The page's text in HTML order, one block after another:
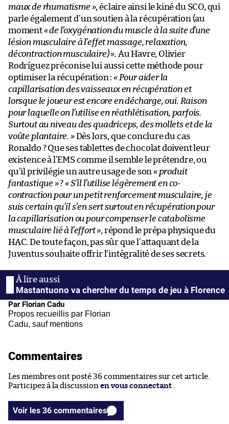
maux de rhumatisme », éclaire ainsi le kiné du SCO, qui
parle également d’un soutien à la récupération (au
moment« de l’oxygénation du muscle à la suite d’une
lésion musculaire à l’effet massage, relaxation,
décontraction musculaire) ». Au Havre, Olivier
Rodríguez préconise lui aussi cette méthode pour
optimiser la récupération : « Pour aider la
capillarisation des vaisseaux en récupération et
lorsque le joueur est encore en décharge, oui. Raison
pour laquelle on l’utilise en réathlétisation, parfois.
Surtout au niveau des quadriceps, des mollets et de la
voûte plantaire. »Dès lors, que conclure du cas
Ronaldo ? Que ses tablettes de chocolat doivent leur
existence à l’EMS comme il semble le prétendre, ou
qu’il privilégie un autre usage de son « produit
fantastique »?« S’il l’utilise légèrement en co-
contraction pour un petit renforcement musculaire, je
suis certain qu’il s’en sert surtout en récupération pour
la capillarisation ou pour compenser le catabolisme
musculaire lié à l’effort », répond le prépa physique du
HAC. De toute façon, pas sûr que l’attaquant de la
Juventus souhaite offrir l’intégralité de ses secrets.
Mastantuono va chercher du temps de jeu à Florence
Par Florian Cadu
Propos recueillis par Florian
Cadu, sauf mentions
Commentaires
Les membres ont posté 36 commentaires sur cet article.
Participez à la discussion en vous connectant
Voir les 36 commentaires